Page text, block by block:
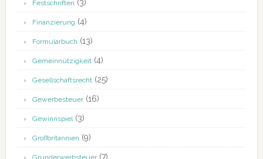
Festschriften (3)
Finanzierung (4)
Formularbuch (13)
Gemeinnützigkeit(4)
Gesellschaftsrecht(25)
Gewerbesteuer(16)
Gewinnspiel(3)
Großbritannien (9)
(7)